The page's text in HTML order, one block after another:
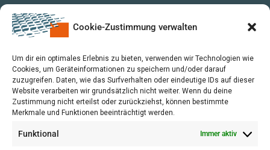
Cookie-Zustimmung verwalten
Um dir ein optimales Erlebnis zu bieten, verwenden wir Technologien wie
Cookies, um Geräteinformationen zu speichern und/oder darauf
zuzugreifen. Daten, wie das Surfverhalten oder eindeutige IDs auf dieser
Website verarbeiten wir grundsätzlich nicht weiter. Wenn du deine
Zustimmung nicht erteilst oder zurückziehst, können bestimmte
Merkmale und Funktionen beeinträchtigt werden.
Funktional Immer aktiv